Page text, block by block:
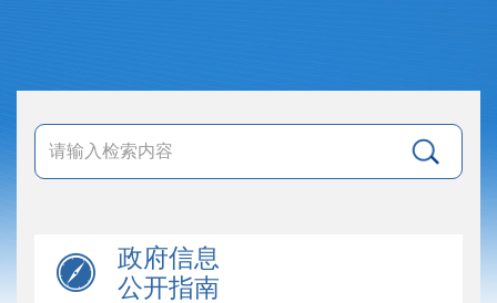
政府信息
公开指南